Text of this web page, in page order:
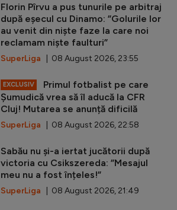
Florin Pîrvu a pus tunurile pe arbitraj
după eșecul cu Dinamo: ”Golurile lor
au venit din niște faze la care noi
reclamam niște faulturi”
SuperLiga | 08 August 2026, 23:55
EXCLUSIV
Primul fotbalist pe care
Șumudică vrea să îl aducă la CFR
Cluj! Mutarea se anunță dificilă
SuperLiga | 08 August 2026, 22:58
Sabău nu și-a iertat jucătorii după
victoria cu Csikszereda: ”Mesajul
meu nu a fost înțeles!”
SuperLiga | 08 August 2026, 21:49